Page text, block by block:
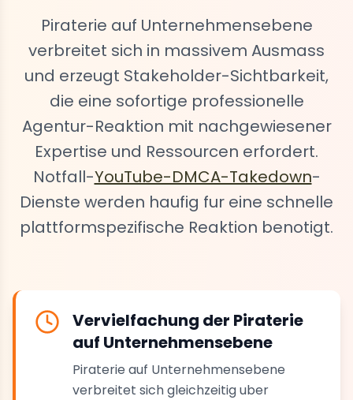
Piraterie auf Unternehmensebene
verbreitet sich in massivem Ausmass
und erzeugt Stakeholder-Sichtbarkeit,
die eine sofortige professionelle
Agentur-Reaktion mit nachgewiesener
Expertise und Ressourcen erfordert.
Notfall-YouTube-DMCA-Takedown-
Dienste werden haufig fur eine schnelle
plattformspezifische Reaktion benotigt.
Vervielfachung der Piraterie
auf Unternehmensebene
Piraterie auf Unternehmensebene
verbreitet sich gleichzeitig uber